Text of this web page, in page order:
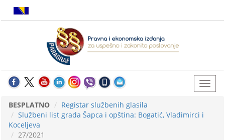
BESPLATNO
Registar službenih glasila
Službeni list grada Šapca i opština: Bogatić, Vladimirci i
Koceljeva
27/2021